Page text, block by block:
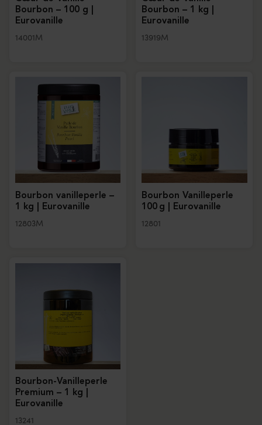
Bourbon – 100 g |
Eurovanille
14001M
Bourbon – 1 kg |
Eurovanille
13919M
Bourbon vanilleperle –
1 kg | Eurovanille
12803M
Bourbon Vanilleperle
100 g | Eurovanille
12801
Bourbon-Vanilleperle
Premium – 1 kg |
Eurovanille
13241